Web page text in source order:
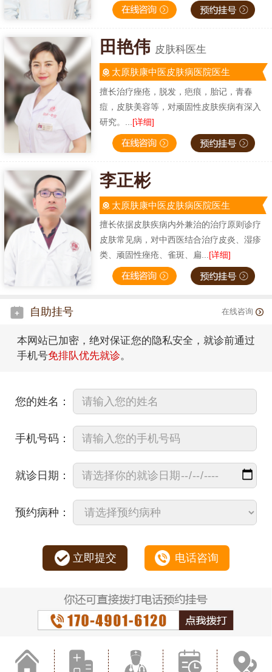
田艳伟 皮肤科医生
太原肤康中医皮肤病医院医生
擅长治疗痤疮，脱发，疤痕，胎记，青春
痘，皮肤美容等，对顽固性皮肤疾病有深入
研究。... [详细]
李正彬
太原肤康中医皮肤病医院医生
擅长依据皮肤疾病内外兼治的治疗原则诊疗
皮肤常见病，对中西医结合治疗皮炎、湿疹
类、顽固性痤疮、雀斑、扁...[详细]
自助挂号 在线咨询
本网站已加密，绝对保证您的隐私安全，就诊前通过
手机号免排队优先就诊。
您的姓名：
手机号码：
就诊日期：
预约病种：
立即提交 电话咨询